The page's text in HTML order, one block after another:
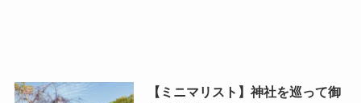
【ミニマリスト】神社を巡って御